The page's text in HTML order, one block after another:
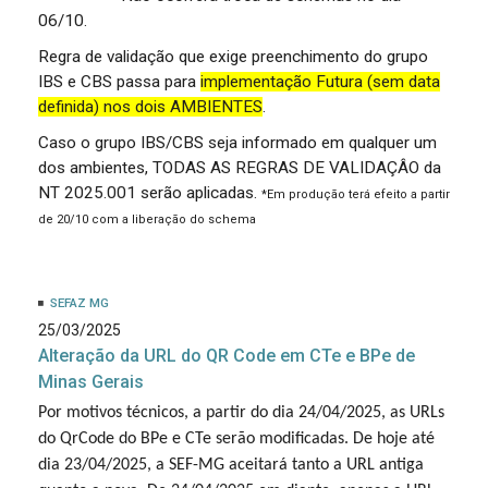
06/10.
Regra de validação que exige preenchimento do grupo
IBS e CBS passa para implementação Futura (sem data
definida) nos dois AMBIENTES.
Caso o grupo IBS/CBS seja informado em qualquer um
dos ambientes, TODAS AS REGRAS DE VALIDAÇÂO da
NT 2025.001 serão aplicadas.
*Em produção terá efeito a partir
de 20/10 com a liberação do schema
SEFAZ MG
25/03/2025
Alteração da URL do QR Code em CTe e BPe de
Minas Gerais
Por motivos técnicos, a partir do dia 24/04/2025, as URLs
do QrCode do BPe e CTe serão modificadas. De hoje até
dia 23/04/2025, a SEF-MG aceitará tanto a URL antiga